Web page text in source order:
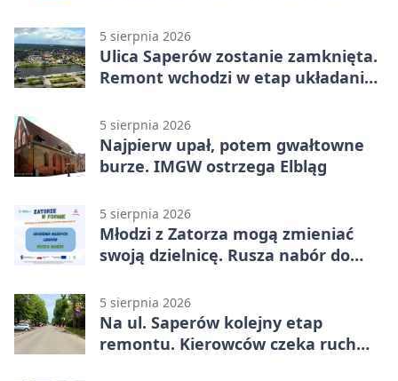
5 sierpnia 2026
Ulica Saperów zostanie zamknięta.
Remont wchodzi w etap układania
5 sierpnia 2026
Najpierw upał, potem gwałtowne
burze. IMGW ostrzega Elbląg
5 sierpnia 2026
Młodzi z Zatorza mogą zmieniać
swoją dzielnicę. Rusza nabór do
5 sierpnia 2026
Na ul. Saperów kolejny etap
remontu. Kierowców czeka ruch